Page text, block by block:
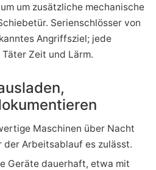
um zusätzliche mechanische
Serienschlösser von
Angriffsziel; jede
Zeit und Lärm.
Maschinen über Nacht
der Arbeitsablauf es zulässt.
Geräte dauerhaft, etwa mit